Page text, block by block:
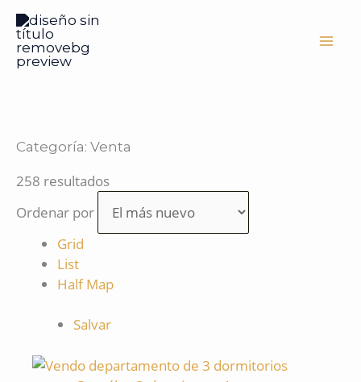
contenido
Categoría: Venta
258 resultados
Ordenar por
Grid
List
Half Map
Salvar